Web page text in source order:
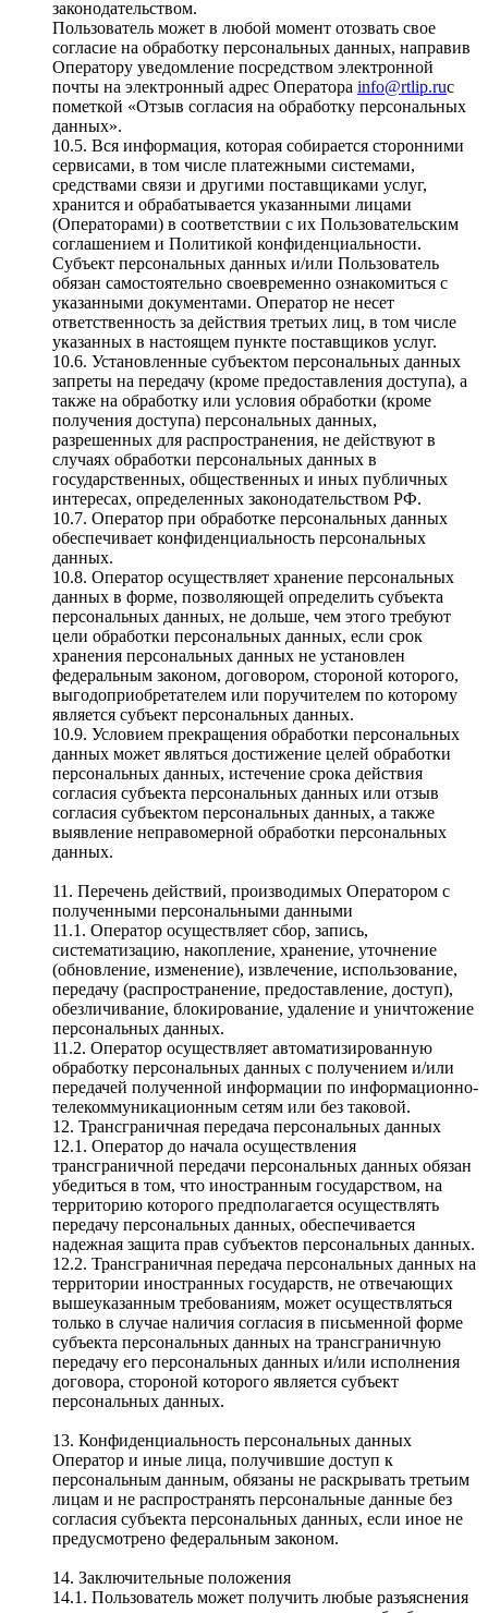
законодательством.
Пользователь может в любой момент отозвать свое
согласие на обработку персональных данных, направив
Оператору уведомление посредством электронной
почты на электронный адрес Оператора info@rtlip.ruс
пометкой «Отзыв согласия на обработку персональных
данных».
10.5. Вся информация, которая собирается сторонними
сервисами, в том числе платежными системами,
средствами связи и другими поставщиками услуг,
хранится и обрабатывается указанными лицами
(Операторами) в соответствии с их Пользовательским
соглашением и Политикой конфиденциальности.
Субъект персональных данных и/или Пользователь
обязан самостоятельно своевременно ознакомиться с
указанными документами. Оператор не несет
ответственность за действия третьих лиц, в том числе
указанных в настоящем пункте поставщиков услуг.
10.6. Установленные субъектом персональных данных
запреты на передачу (кроме предоставления доступа), а
также на обработку или условия обработки (кроме
получения доступа) персональных данных,
разрешенных для распространения, не действуют в
случаях обработки персональных данных в
государственных, общественных и иных публичных
интересах, определенных законодательством РФ.
10.7. Оператор при обработке персональных данных
обеспечивает конфиденциальность персональных
данных.
10.8. Оператор осуществляет хранение персональных
данных в форме, позволяющей определить субъекта
персональных данных, не дольше, чем этого требуют
цели обработки персональных данных, если срок
хранения персональных данных не установлен
федеральным законом, договором, стороной которого,
выгодоприобретателем или поручителем по которому
является субъект персональных данных.
10.9. Условием прекращения обработки персональных
данных может являться достижение целей обработки
персональных данных, истечение срока действия
согласия субъекта персональных данных или отзыв
согласия субъектом персональных данных, а также
выявление неправомерной обработки персональных
данных.
11. Перечень действий, производимых Оператором с
полученными персональными данными
11.1. Оператор осуществляет сбор, запись,
систематизацию, накопление, хранение, уточнение
(обновление, изменение), извлечение, использование,
передачу (распространение, предоставление, доступ),
обезличивание, блокирование, удаление и уничтожение
персональных данных.
11.2. Оператор осуществляет автоматизированную
обработку персональных данных с получением и/или
передачей полученной информации по информационно-
телекоммуникационным сетям или без таковой.
12. Трансграничная передача персональных данных
12.1. Оператор до начала осуществления
трансграничной передачи персональных данных обязан
убедиться в том, что иностранным государством, на
территорию которого предполагается осуществлять
передачу персональных данных, обеспечивается
надежная защита прав субъектов персональных данных.
12.2. Трансграничная передача персональных данных на
территории иностранных государств, не отвечающих
вышеуказанным требованиям, может осуществляться
только в случае наличия согласия в письменной форме
субъекта персональных данных на трансграничную
передачу его персональных данных и/или исполнения
договора, стороной которого является субъект
персональных данных.
13. Конфиденциальность персональных данных
Оператор и иные лица, получившие доступ к
персональным данным, обязаны не раскрывать третьим
лицам и не распространять персональные данные без
согласия субъекта персональных данных, если иное не
предусмотрено федеральным законом.
14. Заключительные положения
14.1. Пользователь может получить любые разъяснения